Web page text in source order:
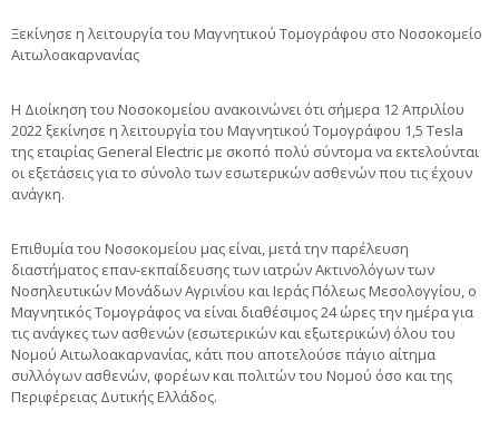
Ξεκίνησε η λειτουργία του Μαγνητικού Τομογράφου στο Νοσοκομείο
Αιτωλοακαρνανίας
Η Διοίκηση του Νοσοκομείου ανακοινώνει ότι σήμερα 12 Απριλίου
2022 ξεκίνησε η λειτουργία του Μαγνητικού Τομογράφου 1,5 Tesla
της εταιρίας General Electric με σκοπό πολύ σύντομα να εκτελούνται
οι εξετάσεις για το σύνολο των εσωτερικών ασθενών που τις έχουν
ανάγκη.
Επιθυμία του Νοσοκομείου μας είναι, μετά την παρέλευση
διαστήματος επαν-εκπαίδευσης των ιατρών Ακτινολόγων των
Νοσηλευτικών Μονάδων Αγρινίου και Ιεράς Πόλεως Μεσολογγίου, ο
Μαγνητικός Τομογράφος να είναι διαθέσιμος 24 ώρες την ημέρα για
τις ανάγκες των ασθενών (εσωτερικών και εξωτερικών) όλου του
Νομού Αιτωλοακαρνανίας, κάτι που αποτελούσε πάγιο αίτημα
συλλόγων ασθενών, φορέων και πολιτών του Νομού όσο και της
Περιφέρειας Δυτικής Ελλάδος.